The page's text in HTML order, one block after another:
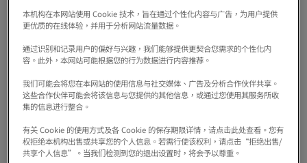
大阪：由館員提供特別
旅＋享用日式甜點的幸
福時光
#美術館・博物館 #導覽遊
History & Culture
¥7,000 etc. 預約
大阪：在真正的土俵上
練習場
#體驗
History & Culture
¥19,000 etc.
本机构在本网站使用 Cookie 技术，旨在通过个性化内容与广告，为用户提供
更优质的在线体验，并用于分析网站流量数据。
通过识别和记录用户的偏好与兴趣，我们能够提供更契合您需求的个性化内
容。此外，本网站可能根据您的行为数据进行内容推荐。
我们可能会将您在本网站的使用信息与社交媒体、广告及分析合作伙伴共享。
这些合作伙伴可能会将该信息与您提供的其他信息，或通过您使用其服务所收
集的信息进行整合。
有关 Cookie 的使用方式及各 Cookie 的保存期限详情，请点击此处查看。您有
权拒绝本机构出售或共享您的个人信息。若需行使该权利，请点击“拒绝出售/
共享个人信息”。当我们检测到您的退出设置时，将会予以尊重。